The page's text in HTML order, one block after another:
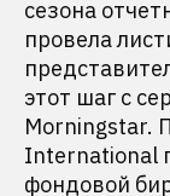
сезона
провела
этот шаг с
Morningstar.
International
фондовой